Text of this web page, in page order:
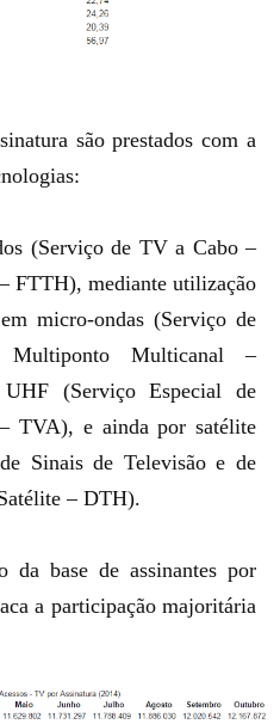
são prestados com a
(Serviço de TV a Cabo –
FTTH), mediante utilização
micro-ondas (Serviço de
Multicanal –
(Serviço Especial de
TVA), e ainda por satélite
Sinais de Televisão e de
– DTH).
da base de assinantes por
a participação majoritária